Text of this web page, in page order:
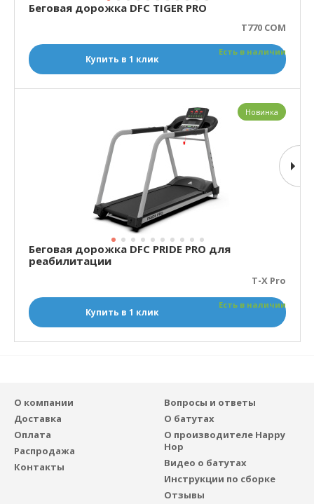
Беговая дорожка DFC TIGER PRO
T770 COM
Есть в наличии
Купить в 1 клик
Беговая дорожка DFC PRIDE PRO для
реабилитации
T-X Pro
Есть в наличии
Купить в 1 клик
Новинка
О компании
Доставка
Оплата
Распродажа
Контакты
Вопросы и ответы
О батутах
О производителе Happy
Hop
Видео о батутах
Инструкции по сборке
Отзывы